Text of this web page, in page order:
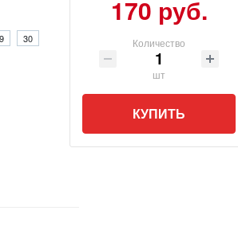
30
170 руб.
Количество
шт
КУПИТЬ